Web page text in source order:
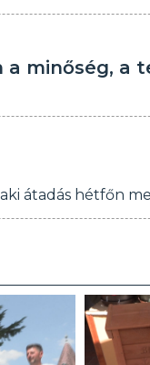
minőség, a
átadás hétfőn